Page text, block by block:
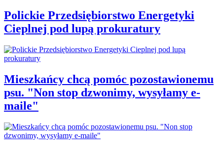
Polickie Przedsiębiorstwo Energetyki
Cieplnej pod lupą prokuratury
Mieszkańcy chcą pomóc pozostawionemu
psu. "Non stop dzwonimy, wysyłamy e-
maile"